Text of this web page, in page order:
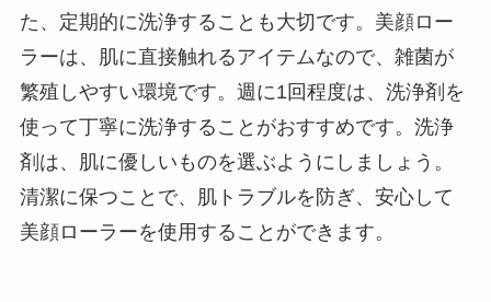
た、定期的に洗浄することも大切です。美顔ロー
ラーは、肌に直接触れるアイテムなので、雑菌が
繁殖しやすい環境です。週に1回程度は、洗浄剤を
使って丁寧に洗浄することがおすすめです。洗浄
剤は、肌に優しいものを選ぶようにしましょう。
清潔に保つことで、肌トラブルを防ぎ、安心して
美顔ローラーを使用することができます。